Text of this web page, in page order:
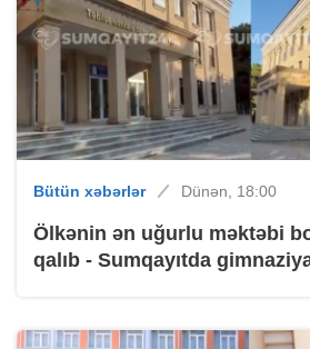
Bütün xəbərlər Dünən, 18:00
Ölkənin ən uğurlu məktəbi
qalıb - Sumqayıtda